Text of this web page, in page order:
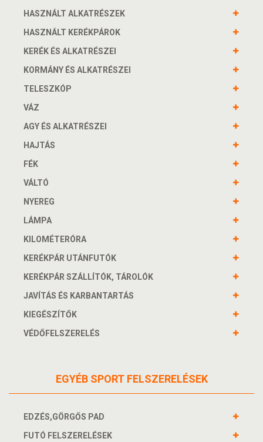
HASZNÁLT ALKATRÉSZEK
HASZNÁLT KERÉKPÁROK
KERÉK ÉS ALKATRÉSZEI
KORMÁNY ÉS ALKATRÉSZEI
TELESZKÓP
VÁZ
AGY ÉS ALKATRÉSZEI
HAJTÁS
FÉK
VÁLTÓ
NYEREG
LÁMPA
KILOMÉTERÓRA
KERÉKPÁR UTÁNFUTÓK
KERÉKPÁR SZÁLLÍTÓK, TÁROLÓK
JAVÍTÁS ÉS KARBANTARTÁS
KIEGÉSZÍTŐK
VÉDŐFELSZERELÉS
EGYÉB SPORT FELSZERELÉSEK
EDZÉS,GÖRGŐS PAD
FUTÓ FELSZERELÉSEK